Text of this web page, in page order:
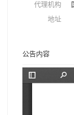
代理机构
地址
公告内容